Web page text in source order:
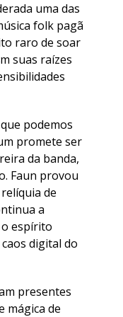
uma das
folk pagã
raro de soar
suas raízes
podemos
promete ser
da banda,
Faun provou
de
a
espírito
digital do
presentes
mágica de